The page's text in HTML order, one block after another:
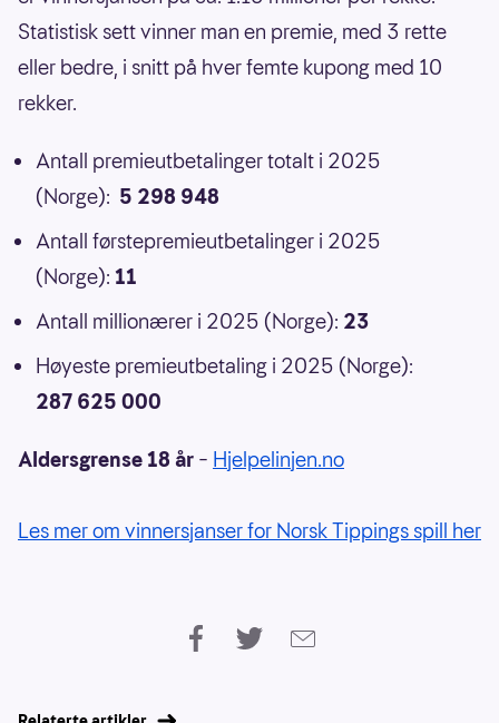
Statistisk sett vinner man en premie, med 3 rette
eller bedre, i snitt på hver femte kupong med 10
rekker.
Antall premieutbetalinger totalt i 2025
(Norge): 5 298 948
Antall førstepremieutbetalinger i 2025
(Norge): 11
Antall millionærer i 2025 (Norge): 23
Høyeste premieutbetaling i 2025 (Norge):
287 625 000
Aldersgrense 18 år – Hjelpelinjen.no
Les mer om vinnersjanser for Norsk Tippings spill her